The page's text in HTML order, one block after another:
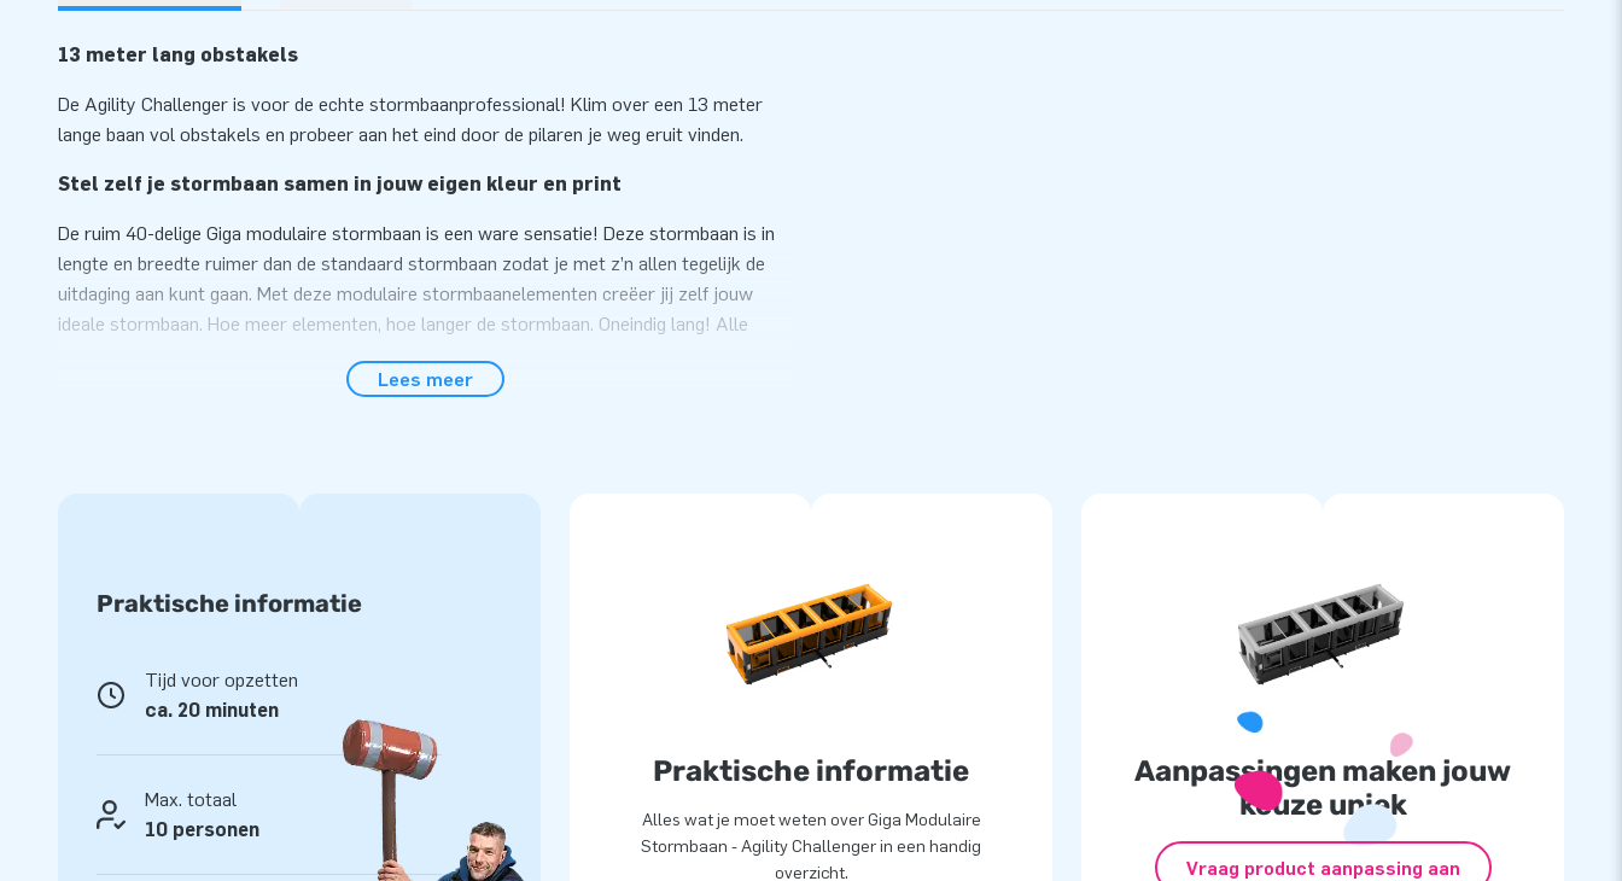
13 meter lang obstakels
De Agility Challenger is voor de echte stormbaanprofessional! Klim over een 13 meter
lange baan vol obstakels en probeer aan het eind door de pilaren je weg eruit vinden.
Stel zelf je stormbaan samen in jouw eigen kleur en print
De ruim 40-delige Giga modulaire stormbaan is een ware sensatie! Deze stormbaan is in
lengte en breedte ruimer dan de standaard stormbaan zodat je met z’n allen tegelijk de
uitdaging aan kunt gaan. Met deze modulaire stormbaanelementen creëer jij zelf jouw
ideale stormbaan. Hoe meer elementen, hoe langer de stormbaan. Oneindig lang! Alle
of print en je hebt jouw unieke, duidelijk herkenbare stormbaan. Een echte eyecatcher!
blowers, verankeringsmateriaal, een transportzak en een duidelijke handleiding. Zo heb je
Koop dit unieke stormbaanelement Agility Challenger en bezorg jouw klanten de dag van
hun leven!
Meer dan 15.000 klanten vertrouwen al op JB
In de ruim 15 jaar dat we bestaan hebben we meer dan 15.000 mensen wereldwijd een gat
in de lucht laten springen. Daar zijn we trots op! Ons team van designers, ontwikkelaars
en logistiek medewerkers zijn echte ‘creators of greatness’: ze leveren unieke
Lees meer
Praktische informatie
Tijd voor opzetten
ca. 20 minuten
Max. totaal
10 personen
Praktische informatie
Alles wat je moet weten over Giga Modulaire
Stormbaan - Agility Challenger in een handig
overzicht.
Aanpassingen maken jouw
keuze uniek
Vraag product aanpassing aan